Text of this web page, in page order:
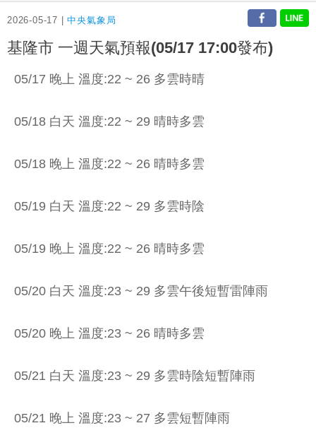
2026-05-17 |中央氣象局
基隆市 一週天氣預報(05/17 17:00發布)
05/17 晚上 溫度:22 ~ 26 多雲時晴
05/18 白天 溫度:22 ~ 29 晴時多雲
05/18 晚上 溫度:22 ~ 26 晴時多雲
05/19 白天 溫度:22 ~ 29 多雲時陰
05/19 晚上 溫度:22 ~ 26 晴時多雲
05/20 白天 溫度:23 ~ 29 多雲午後短暫雷陣雨
05/20 晚上 溫度:23 ~ 26 晴時多雲
05/21 白天 溫度:23 ~ 29 多雲時陰短暫陣雨
05/21 晚上 溫度:23 ~ 27 多雲短暫陣雨